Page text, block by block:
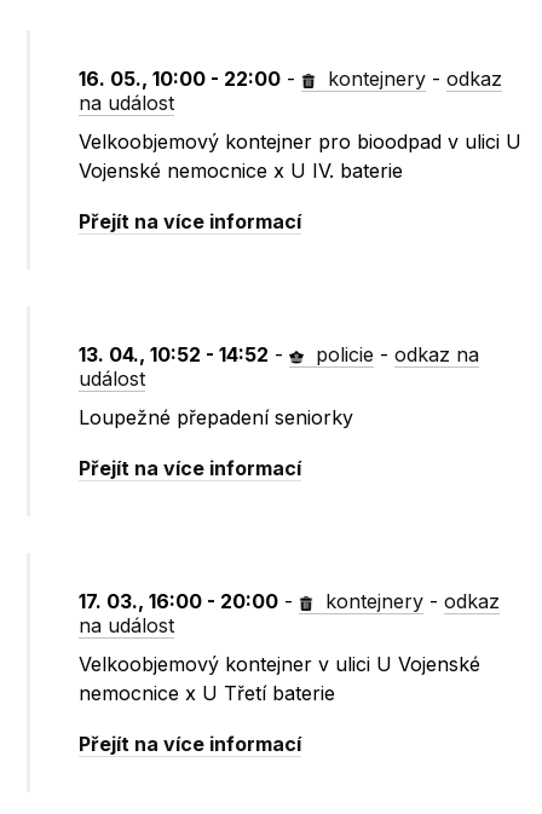
16. 05., 10:00 - 22:00 - kontejnery -odkaz
na událost
Velkoobjemový kontejner pro bioodpad v ulici U
Vojenské nemocnice x U IV. baterie
Přejít na více informací
13. 04., 10:52 - 14:52 - policie -odkaz na
událost
Loupežné přepadení seniorky
Přejít na více informací
17. 03., 16:00 - 20:00 - kontejnery -odkaz
na událost
Velkoobjemový kontejner v ulici U Vojenské
nemocnice x U Třetí baterie
Přejít na více informací